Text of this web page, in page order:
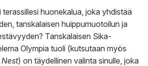
2
745,00 €
terassillesi huonekalua, joka yhdistää
tanskalaisen huippumuotoilun ja
Tanskalaisen Sika-
Olympia tuoli (kutsutaan myös
) on täydellinen valinta sinulle, joka